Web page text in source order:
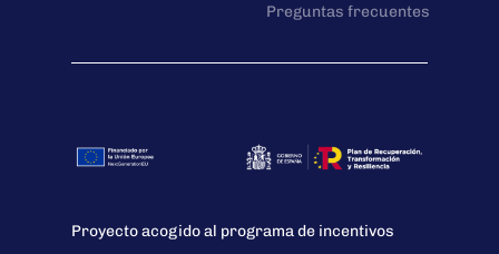
Preguntas frecuentes
Proyecto acogido al programa de incentivos